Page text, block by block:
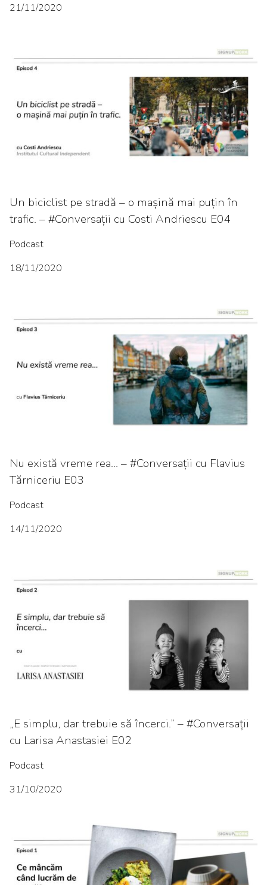
21/11/2020
Un biciclist pe stradă – o mașină mai puțin în
trafic. – #Conversații cu Costi Andriescu E04
Podcast
18/11/2020
Nu există vreme rea… – #Conversații cu Flavius
Tărniceriu E03
Podcast
14/11/2020
„E simplu, dar trebuie să încerci.” – #Conversații
cu Larisa Anastasiei E02
Podcast
31/10/2020